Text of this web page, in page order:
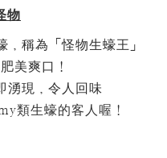
物
稱為「怪物生蠔王」
美爽口！
湧現，令人回味
類生蠔的客人喔！